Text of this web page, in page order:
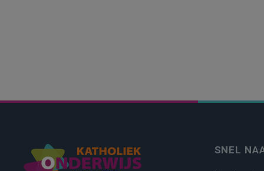
SNEL